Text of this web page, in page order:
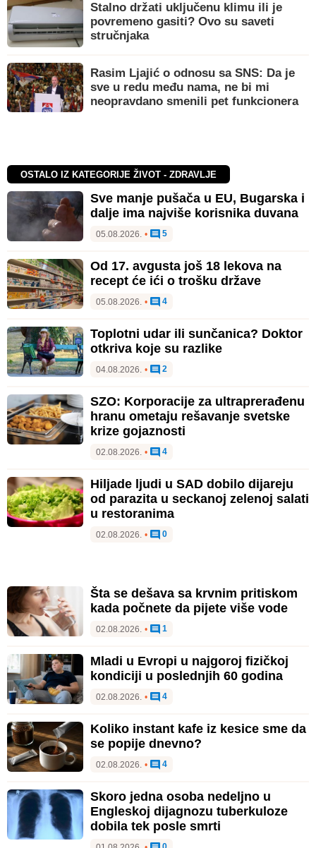
Stalno držati uključenu klimu ili je
povremeno gasiti? Ovo su saveti
stručnjaka
Rasim Ljajić o odnosu sa SNS: Da je
sve u redu među nama, ne bi mi
neopravdano smenili pet funkcionera
OSTALO IZ KATEGORIJE ŽIVOT - ZDRAVLJE
Sve manje pušača u EU, Bugarska i
dalje ima najviše korisnika duvana
05.08.2026. • 5
Od 17. avgusta još 18 lekova na
recept će ići o trošku države
05.08.2026. • 4
Toplotni udar ili sunčanica? Doktor
otkriva koje su razlike
04.08.2026. • 2
SZO: Korporacije za ultraprerađenu
hranu ometaju rešavanje svetske
krize gojaznosti
02.08.2026. • 4
Hiljade ljudi u SAD dobilo dijareju
od parazita u seckanoj zelenoj salati
u restoranima
02.08.2026. • 0
Šta se dešava sa krvnim pritiskom
kada počnete da pijete više vode
02.08.2026. • 1
Mladi u Evropi u najgoroj fizičkoj
kondiciji u poslednjih 60 godina
02.08.2026. • 4
Koliko instant kafe iz kesice sme da
se popije dnevno?
02.08.2026. • 4
Skoro jedna osoba nedeljno u
Engleskoj dijagnozu tuberkuloze
dobila tek posle smrti